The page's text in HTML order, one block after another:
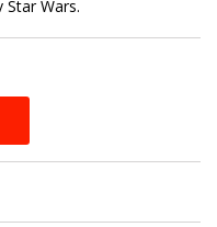
Wars.